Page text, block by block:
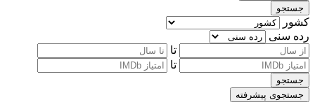
جستجو
کشور
رده سنی
تا
تا
جستجو
جستجوی پیشرفته